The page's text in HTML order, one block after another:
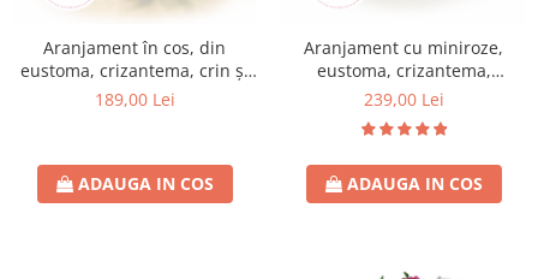
Aranjament în cos, din
eustoma, crizantema, crin și
iris
189,00 Lei
ADAUGA IN COS
Aranjament cu miniroze,
eustoma, crizantema,
trandafir in vas ceramica
239,00 Lei
ADAUGA IN COS